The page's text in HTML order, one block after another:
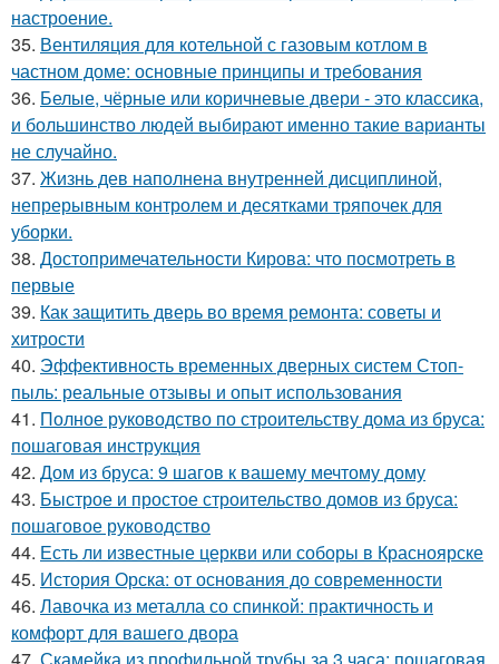
настроение.
35. Вентиляция для котельной с газовым котлом в
частном доме: основные принципы и требования
36. Белые, чёрные или коричневые двери - это классика,
и большинство людей выбирают именно такие варианты
не случайно.
37. Жизнь дев наполнена внутренней дисциплиной,
непрерывным контролем и десятками тряпочек для
уборки.
38. Достопримечательности Кирова: что посмотреть в
первые
39. Как защитить дверь во время ремонта: советы и
хитрости
40. Эффективность временных дверных систем Стоп-
пыль: реальные отзывы и опыт использования
41. Полное руководство по строительству дома из бруса:
пошаговая инструкция
42. Дом из бруса: 9 шагов к вашему мечтому дому
43. Быстрое и простое строительство домов из бруса:
пошаговое руководство
44. Есть ли известные церкви или соборы в Красноярске
45. История Орска: от основания до современности
46. Лавочка из металла со спинкой: практичность и
комфорт для вашего двора